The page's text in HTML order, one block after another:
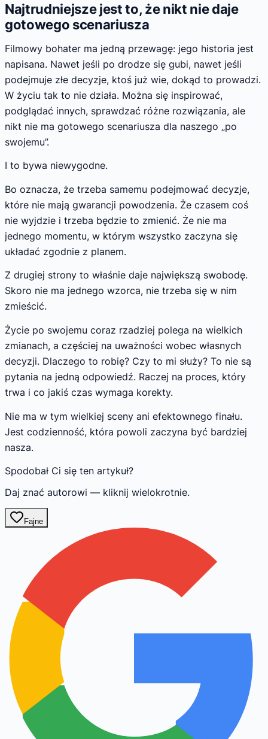
Najtrudniejsze jest to, że nikt nie daje
gotowego scenariusza
Filmowy bohater ma jedną przewagę: jego historia jest
napisana. Nawet jeśli po drodze się gubi, nawet jeśli
podejmuje złe decyzje, ktoś już wie, dokąd to prowadzi.
W życiu tak to nie działa. Można się inspirować,
podglądać innych, sprawdzać różne rozwiązania, ale
nikt nie ma gotowego scenariusza dla naszego „po
swojemu”.
I to bywa niewygodne.
Bo oznacza, że trzeba samemu podejmować decyzje,
które nie mają gwarancji powodzenia. Że czasem coś
nie wyjdzie i trzeba będzie to zmienić. Że nie ma
jednego momentu, w którym wszystko zaczyna się
układać zgodnie z planem.
Z drugiej strony to właśnie daje największą swobodę.
Skoro nie ma jednego wzorca, nie trzeba się w nim
zmieścić.
Życie po swojemu coraz rzadziej polega na wielkich
zmianach, a częściej na uważności wobec własnych
decyzji. Dlaczego to robię? Czy to mi służy? To nie są
pytania na jedną odpowiedź. Raczej na proces, który
trwa i co jakiś czas wymaga korekty.
Nie ma w tym wielkiej sceny ani efektownego finału.
Jest codzienność, która powoli zaczyna być bardziej
nasza.
Spodobał Ci się ten artykuł?
Daj znać autorowi — kliknij wielokrotnie.
Fajne